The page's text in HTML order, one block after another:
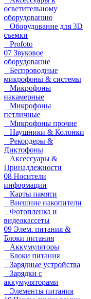
осветительному
оборудованию
Оборудование для 3D
съемки
Profoto
07 Звуковое
оборудование
Беспроводные
микрофоны & системы
Микрофоны
накамерные
Микрофоны
петличные
Микрофоны прочие
Наушники & Колонки
Рекордеры &
Диктофоны
Аксессуары &
Принадлежности
08 Носители
информации
Карты памяти
Внешние накопители
Фотопленка и
видеокассеты
09 Элем. питания &
Блоки питания
Аккумуляторы
Блоки питания
Зарядные устройства
Зарядки с
аккумуляторами
Элементы питания